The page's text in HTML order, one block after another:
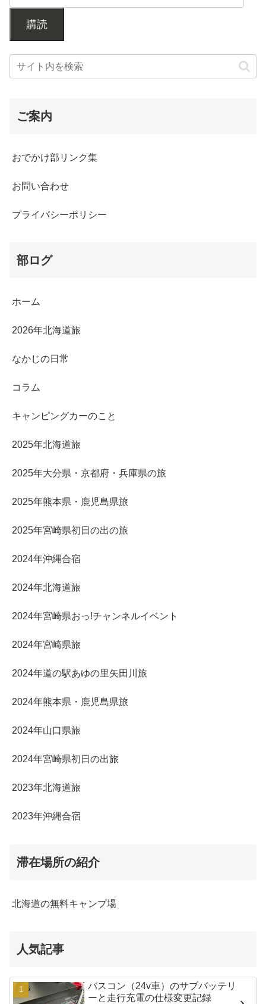
購読
ご案内
おでかけ部リンク集
お問い合わせ
プライバシーポリシー
部ログ
ホーム
2026年北海道旅
なかじの日常
コラム
キャンピングカーのこと
2025年北海道旅
2025年大分県・京都府・兵庫県の旅
2025年熊本県・鹿児島県旅
2025年宮崎県初日の出の旅
2024年沖縄合宿
2024年北海道旅
2024年宮崎県おっ!チャンネルイベント
2024年宮崎県旅
2024年道の駅あゆの里矢田川旅
2024年熊本県・鹿児島県旅
2024年山口県旅
2024年宮崎県初日の出旅
2023年北海道旅
2023年沖縄合宿
滞在場所の紹介
北海道の無料キャンプ場
人気記事
バスコン（24v車）のサブバッテリ
ーと走行充電の仕様変更記録